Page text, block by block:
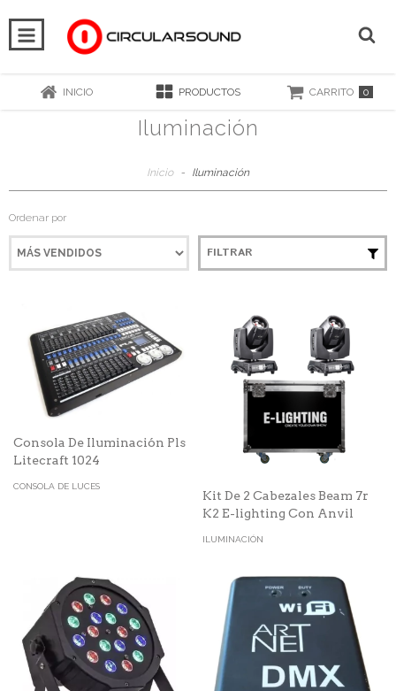
INICIO PRODUCTOS CARRITO 0
Iluminación
Inicio - Iluminación
Ordenar por
FILTRAR
Consola De Iluminación Pls
Litecraft 1024
CONSOLA DE LUCES
Kit De 2 Cabezales Beam 7r
K2 E-lighting Con Anvil
ILUMINACIÓN